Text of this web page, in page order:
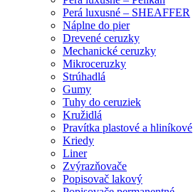
Perá luxusné – SHEAFFER
Náplne do pier
Drevené ceruzky
Mechanické ceruzky
Mikroceruzky
Strúhadlá
Gumy
Tuhy do ceruziek
Kružidlá
Pravítka plastové a hliníkové
Kriedy
Liner
Zvýrazňovače
Popisovač lakový